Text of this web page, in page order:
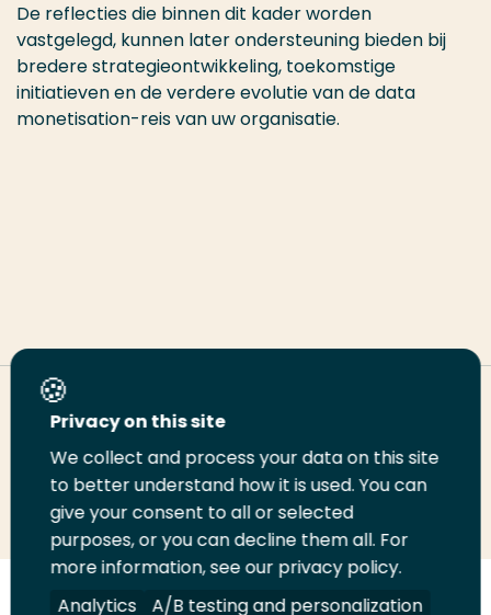
De reflecties die binnen dit kader worden
vastgelegd, kunnen later ondersteuning bieden bij
bredere strategieontwikkeling, toekomstige
initiatieven en de verdere evolutie van de data
monetisation-reis van uw organisatie.
Deel deze pagina
Deel
LinkedIn
Deel
op
Twitter
Deel
op
Facebook
Email
deze
pagina
Print
deze
pagina
VolgVolgVolgVolg
Privacy on this site
We collect and process your data on this site
to better understand how it is used. You can
give your consent to all or selected
purposes, or you can decline them all. For
more information, see our privacy policy.
Analytics
A/B testing and personalization